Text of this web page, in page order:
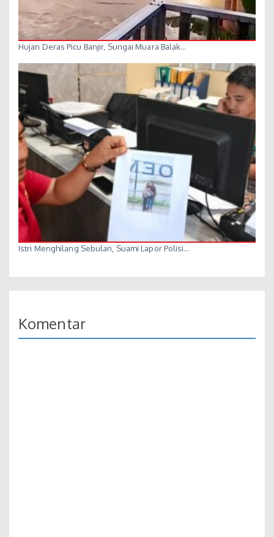
Hujan Deras Picu Banjir, Sungai Muara Balak…
Istri Menghilang Sebulan, Suami Lapor Polisi…
Komentar